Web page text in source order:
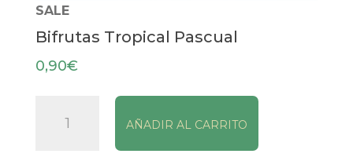
SALE
Bifrutas Tropical Pascual
0,90€
Tropical
AÑADIR AL CARRITO